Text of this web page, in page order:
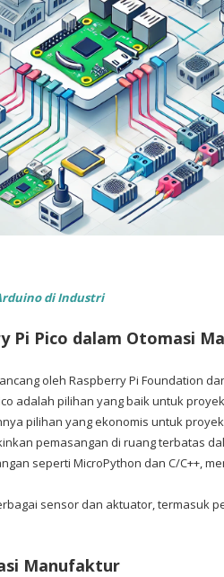
di Industri
Pi Pico dalam Otomasi
oleh Raspberry Pi Foundation
adalah pilihan yang baik untuk
pilihan yang ekonomis untuk
pemasangan di ruang terbatas
seperti MicroPython dan C/C++,
sensor dan aktuator, termasuk
Manufaktur